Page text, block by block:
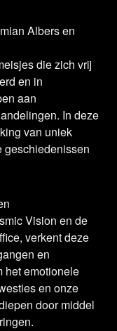
Albers en
die zich vrij
en in
aan
In deze
van uniek
geschiedenissen
Vision en de
verkent deze
en
het emotionele
en onze
door middel